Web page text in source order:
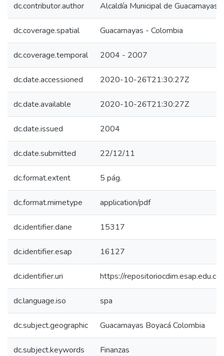
dc.contributor.author Alcaldía Municipal de Guacamayas
dc.coverage.spatial Guacamayas - Colombia
dc.coverage.temporal 2004 - 2007
dc.date.accessioned 2020-10-26T21:30:27Z
dc.date.available 2020-10-26T21:30:27Z
dc.date.issued 2004
dc.date.submitted 22/12/11
dc.format.extent 5 pág.
dc.format.mimetype application/pdf
dc.identifier.dane 15317
dc.identifier.esap 16127
dc.identifier.uri https://
dc.language.iso spa
dc.subject.geographic Guacamayas Boyacá Colombia
dc.subject.keywords Finanzas